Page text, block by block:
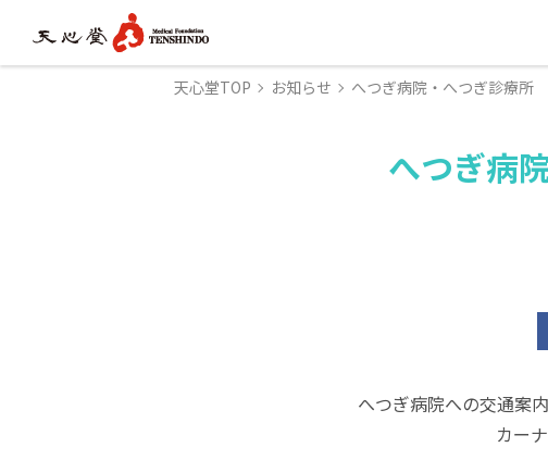
天心堂TOP お知らせ へつぎ病院・へつぎ診療所
へつぎ病
へつぎ病院への交通案
カー